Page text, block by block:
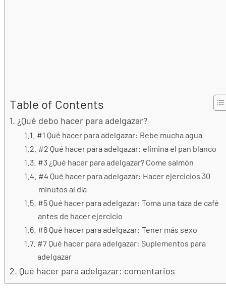
Table of Contents
¿Qué debo hacer para adelgazar?
#1 Qué hacer para adelgazar: Bebe mucha agua
#2 Qué hacer para adelgazar: elimina el pan blanco
#3 ¿Qué hacer para adelgazar? Come salmón
#4 Qué hacer para adelgazar: Hacer ejercicios 30
minutos al día
#5 Qué hacer para adelgazar: Toma una taza de café
antes de hacer ejercicio
#6 Qué hacer para adelgazar: Tener más sexo
#7 Qué hacer para adelgazar: Suplementos para
adelgazar
Qué hacer para adelgazar: comentarios